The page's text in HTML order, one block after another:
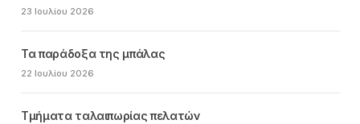
23 Ιουλίου 2026
Τα παράδοξα της μπάλας
22 Ιουλίου 2026
Τμήματα ταλαιπωρίας πελατών